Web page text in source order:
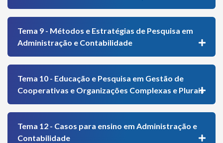
Tema 9 - Métodos e Estratégias de Pesquisa em
Administração e Contabilidade
Tema 10 - Educação e Pesquisa em Gestão de
Cooperativas e Organizações Complexas e Plurais
Tema 12 - Casos para ensino em Administração e
Contabilidade